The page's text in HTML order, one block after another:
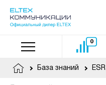
0
База знаний ESR